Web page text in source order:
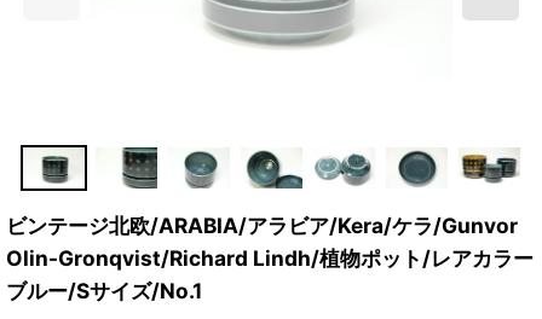
ビンテージ北欧/ARABIA/アラビア/Kera/ケラ/Gunvor
Olin-Gronqvist/Richard Lindh/植物ポット/レアカラー
ブルー/Sサイズ/No.1